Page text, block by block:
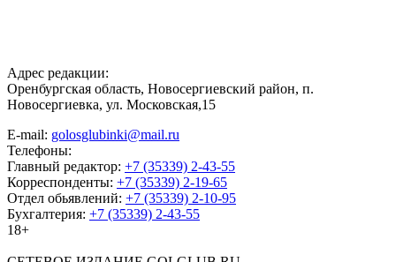
Адрес редакции:
Оренбургская область, Новосергиевский район, п.
Новосергиевка, ул. Московская,15
E-mail: golosglubinki@mail.ru
Телефоны:
Главный редактор: +7 (35339) 2-43-55
Корреспонденты: +7 (35339) 2-19-65
Отдел обьявлений: +7 (35339) 2-10-95
Бухгалтерия: +7 (35339) 2-43-55
18+